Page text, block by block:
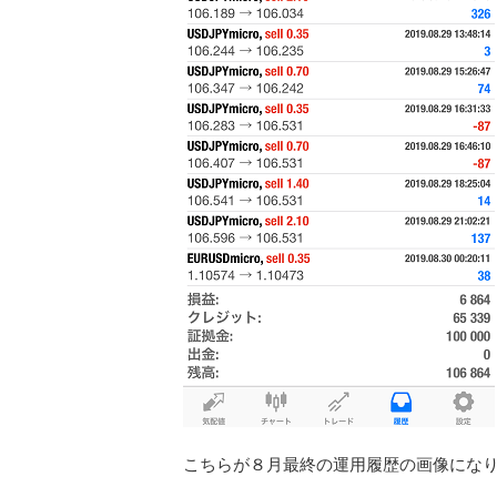
こちらが８月最終の運用履歴の画像にな